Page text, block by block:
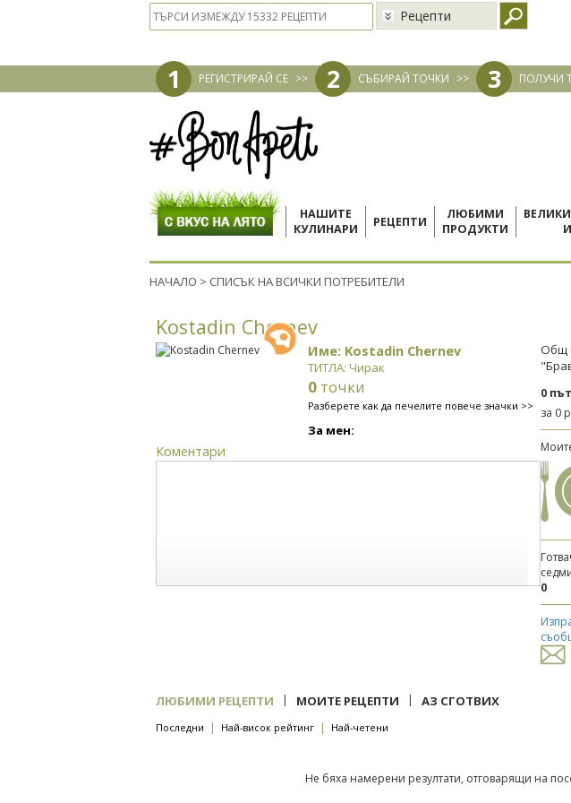
Рецепти
1 РЕГИСТРИРАЙ СЕ >> 2 СЪБИРАЙ ТОЧКИ >> 3 ПОЛУЧИ
НАШИТЕ
КУЛИНАРИ
РЕЦЕПТИ
ЛЮБИМИ
ПРОДУКТИ
НАЧАЛО > СПИСЪК НА ВСИЧКИ ПОТРЕБИТЕЛИ
Kostadin Chernev
Име: Kostadin Chernev
ТИТЛА: Чирак
0 точки
Разберете как да печелите повече значки >>
За мен:
Коментари
Общ
0
за 0
0
ЛЮБИМИ РЕЦЕПТИ | МОИТЕ РЕЦЕПТИ | АЗ СГОТВИХ
Последни | Най-висок рейтинг | Най-четени
Не бяха намерени резултати, отговарящи на